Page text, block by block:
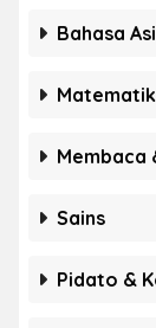
Bahasa
Membaca
Sains
Pidato &